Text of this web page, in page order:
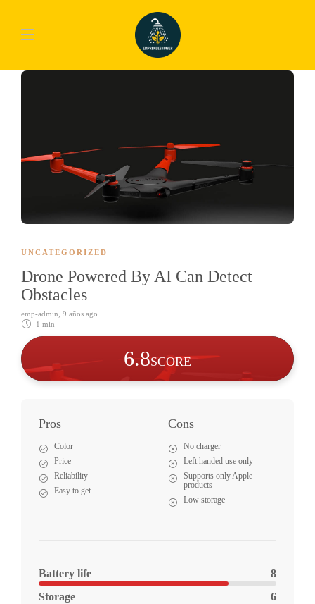
UNCATEGORIZED
Drone Powered By AI Can Detect
Obstacles
emp-admin 9 años ago
1 min
6.8SCORE
Pros
Color
Price
Reliability
Easy to get
Cons
No charger
Left handed use only
Supports only Apple
products
Low storage
Battery life
8
Storage
6